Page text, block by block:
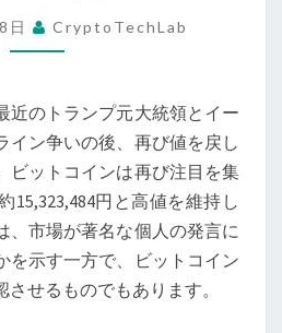
ン
活：
ト
ラ
ン
プ
と
マ
日 CryptoTechLab
のトランプ元大統領とイー
イン争いの後、再び値を戻し
ビットコインは再び注目を集
15,323,484円と高値を維持し
、市場が著名な個人の発言に
を示す一方で、ビットコイン
せるものでもあります。